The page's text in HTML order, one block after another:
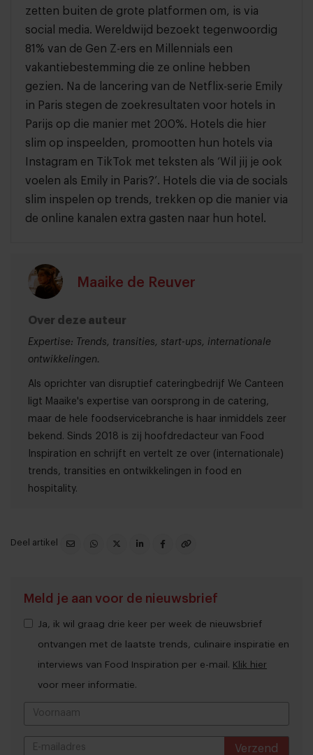
zetten buiten de grote platformen om, is via
social media. Wereldwijd bezoekt tegenwoordig
81% van de Gen Z-ers en Millennials een
vakantiebestemming die ze online hebben
gezien. Na de lancering van de Netflix-serie Emily
in Paris stegen de zoekresultaten voor hotels in
Parijs op die manier met 200%. Hotels die hier
slim op inspeelden, promootten hun hotels via
Instagram en TikTok met teksten als ‘Wil jij je ook
voelen als Emily in Paris?’. Hotels die via de socials
slim inspelen op trends, trekken op die manier via
de online kanalen extra gasten naar hun hotel.
Maaike de Reuver
Over deze auteur
Expertise: Trends, transities, start-ups, internationale
ontwikkelingen.
Als oprichter van disruptief cateringbedrijf We Canteen
ligt Maaike's expertise van oorsprong in de catering,
maar de hele foodservicebranche is haar inmiddels zeer
bekend. Sinds 2018 is zij hoofdredacteur van Food
Inspiration en schrijft en vertelt ze over (internationale)
trends, transities en ontwikkelingen in food en
hospitality.
Deel artikel
Meld je aan voor de nieuwsbrief
Ja, ik wil graag drie keer per week de nieuwsbrief
ontvangen met de laatste trends, culinaire inspiratie en
interviews van Food Inspiration per e-mail. Klik hier
voor meer informatie.
Verzend